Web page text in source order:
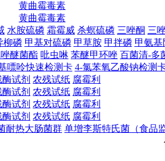
黄曲霉毒素
黄曲霉毒素
水胺硫磷 霜霉威 杀螟硫磷 三唑酮 三
柳磷 甲基对硫磷 甲草胺 甲拌磷 甲氨
醚菌酯 吡虫啉 苯醚甲环唑 百菌清-多
嘌呤快速检测卡 4-氯苯氧乙酸钠检测
试剂 农残试纸 腐霉利
试剂 农残试纸 腐霉利
试剂 农残试纸 腐霉利
试剂 农残试纸 腐霉利
耐热大肠菌群 单增李斯特氏菌（食品监